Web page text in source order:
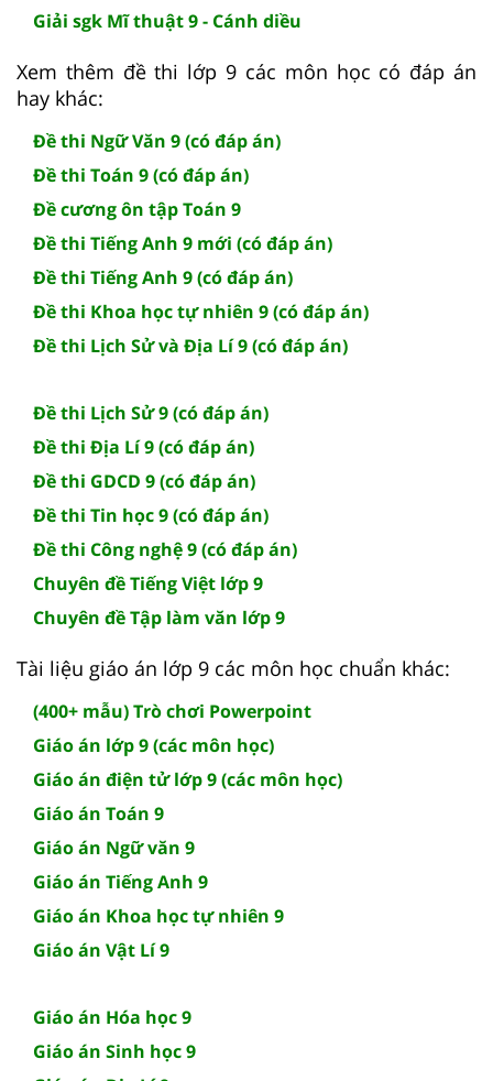
Giải sgk Mĩ thuật 9 - Cánh diều
Xem thêm đề thi lớp 9 các môn học có đáp án
hay khác:
Đề thi Ngữ Văn 9 (có đáp án)
Đề thi Toán 9 (có đáp án)
Đề cương ôn tập Toán 9
Đề thi Tiếng Anh 9 mới (có đáp án)
Đề thi Tiếng Anh 9 (có đáp án)
Đề thi Khoa học tự nhiên 9 (có đáp án)
Đề thi Lịch Sử và Địa Lí 9 (có đáp án)
Đề thi Lịch Sử 9 (có đáp án)
Đề thi Địa Lí 9 (có đáp án)
Đề thi GDCD 9 (có đáp án)
Đề thi Tin học 9 (có đáp án)
Đề thi Công nghệ 9 (có đáp án)
Chuyên đề Tiếng Việt lớp 9
Chuyên đề Tập làm văn lớp 9
Tài liệu giáo án lớp 9 các môn học chuẩn khác:
(400+ mẫu) Trò chơi Powerpoint
Giáo án lớp 9 (các môn học)
Giáo án điện tử lớp 9 (các môn học)
Giáo án Toán 9
Giáo án Ngữ văn 9
Giáo án Tiếng Anh 9
Giáo án Khoa học tự nhiên 9
Giáo án Vật Lí 9
Giáo án Hóa học 9
Giáo án Sinh học 9